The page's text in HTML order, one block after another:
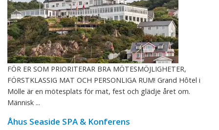
FÖR ER SOM PRIORITERAR BRA MÖTESMÖJLIGHETER,
FÖRSTKLASSIG MAT OCH PERSONLIGA RUM! Grand Hôtel i
Mölle är en mötesplats för mat, fest och glädje året om.
Människ ...
Åhus Seaside SPA & Konferens